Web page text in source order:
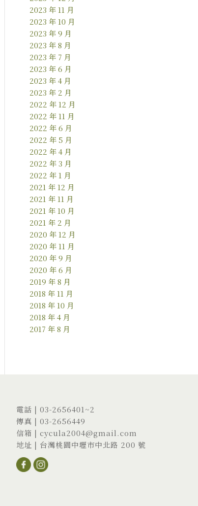
2023 年 11 月
2023 年 10 月
2023 年 9 月
2023 年 8 月
2023 年 7 月
2023 年 6 月
2023 年 4 月
2023 年 2 月
2022 年 12 月
2022 年 11 月
2022 年 6 月
2022 年 5 月
2022 年 4 月
2022 年 3 月
2022 年 1 月
2021 年 12 月
2021 年 11 月
2021 年 10 月
2021 年 2 月
2020 年 12 月
2020 年 11 月
2020 年 9 月
2020 年 6 月
2019 年 8 月
2018 年 11 月
2018 年 10 月
2018 年 4 月
2017 年 8 月
電話 |03-2656401 ~2
傳真 | 03-2656449
信箱 |cycula2004@gmail.com
地址 | 台灣桃園中壢市中北路 200 號